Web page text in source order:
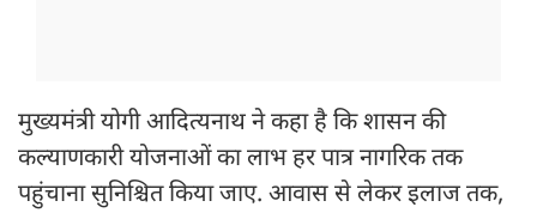
मुख्यमंत्री योगी आदित्यनाथ ने कहा है कि शासन की
कल्याणकारी योजनाओं का लाभ हर पात्र नागरिक तक
पहुंचाना सुनिश्चित किया जाए. आवास से लेकर इलाज तक,